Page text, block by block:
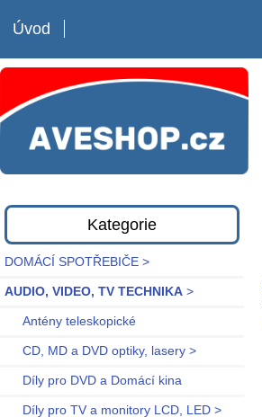
Úvod
Kategorie
DOMÁCÍ SPOTŘEBIČE >
AUDIO, VIDEO, TV TECHNIKA >
Antény teleskopické
CD, MD a DVD optiky, lasery >
Díly pro DVD a Domácí kina
Díly pro TV a monitory LCD, LED >